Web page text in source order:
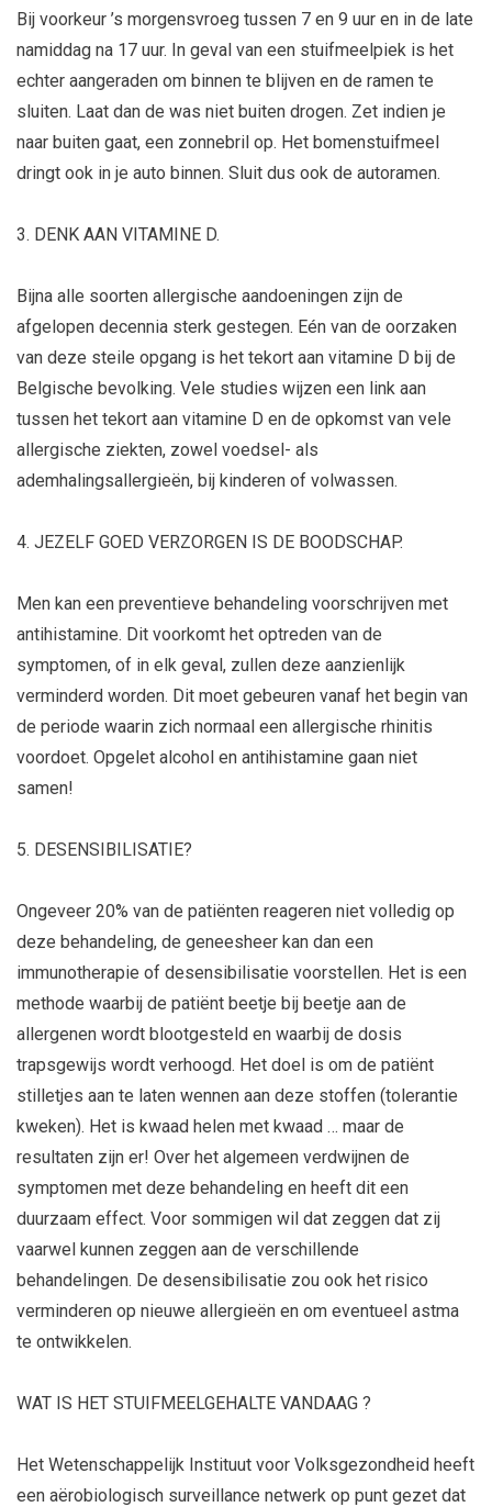
Bij voorkeur ’s morgensvroeg tussen 7 en 9 uur en in de late
namiddag na 17 uur. In geval van een stuifmeelpiek is het
echter aangeraden om binnen te blijven en de ramen te
sluiten. Laat dan de was niet buiten drogen. Zet indien je
naar buiten gaat, een zonnebril op. Het bomenstuifmeel
dringt ook in je auto binnen. Sluit dus ook de autoramen.
3. DENK AAN VITAMINE D.
Bijna alle soorten allergische aandoeningen zijn de
afgelopen decennia sterk gestegen. Eén van de oorzaken
van deze steile opgang is het tekort aan vitamine D bij de
Belgische bevolking. Vele studies wijzen een link aan
tussen het tekort aan vitamine D en de opkomst van vele
allergische ziekten, zowel voedsel- als
ademhalingsallergieën, bij kinderen of volwassen.
4. JEZELF GOED VERZORGEN IS DE BOODSCHAP.
Men kan een preventieve behandeling voorschrijven met
antihistamine. Dit voorkomt het optreden van de
symptomen, of in elk geval, zullen deze aanzienlijk
verminderd worden. Dit moet gebeuren vanaf het begin van
de periode waarin zich normaal een allergische rhinitis
voordoet. Opgelet alcohol en antihistamine gaan niet
samen!
5. DESENSIBILISATIE?
Ongeveer 20% van de patiënten reageren niet volledig op
deze behandeling, de geneesheer kan dan een
immunotherapie of desensibilisatie voorstellen. Het is een
methode waarbij de patiënt beetje bij beetje aan de
allergenen wordt blootgesteld en waarbij de dosis
trapsgewijs wordt verhoogd. Het doel is om de patiënt
stilletjes aan te laten wennen aan deze stoffen (tolerantie
kweken). Het is kwaad helen met kwaad … maar de
resultaten zijn er! Over het algemeen verdwijnen de
symptomen met deze behandeling en heeft dit een
duurzaam effect. Voor sommigen wil dat zeggen dat zij
vaarwel kunnen zeggen aan de verschillende
behandelingen. De desensibilisatie zou ook het risico
verminderen op nieuwe allergieën en om eventueel astma
te ontwikkelen.
WAT IS HET STUIFMEELGEHALTE VANDAAG ?
Het Wetenschappelijk Instituut voor Volksgezondheid heeft
een aërobiologisch surveillance netwerk op punt gezet dat